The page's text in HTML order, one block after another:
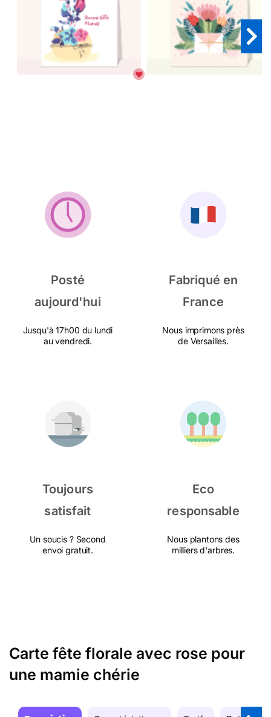
Posté
aujourd'hui
Jusqu'à 17h00 du lundi
au vendredi.
Fabriqué en
France
Nous imprimons près
de Versailles.
Toujours
satisfait
Un soucis ? Second
envoi gratuit.
Eco
responsable
Nous plantons des
milliers d'arbres.
Carte fête florale avec rose pour
une mamie chérie